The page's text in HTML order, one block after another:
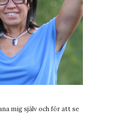
mig själv och för att se